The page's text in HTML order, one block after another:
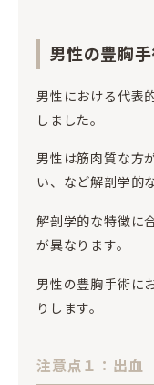
男性の豊胸
男性における代表
しました。
男性は筋肉質な方
い、など解剖学的
解剖学的な特徴に
が異なります。
男性の豊胸手術に
りします。
注意点１：出血